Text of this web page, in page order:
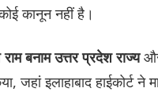
कानून नहीं है।
बनाम उत्तर प्रदेश राज्य
जहां इलाहाबाद